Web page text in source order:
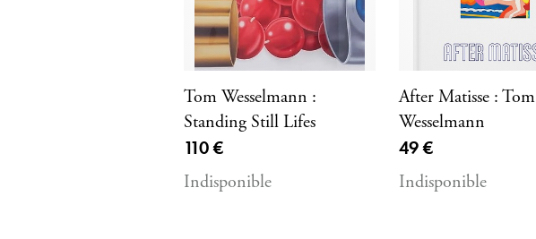
Tom Wesselmann :
Standing Still Lifes
Prix ​​actuel
110 €
Indisponible
After Matisse : Tom
Wesselmann
Prix ​​actuel
49 €
Indisponible